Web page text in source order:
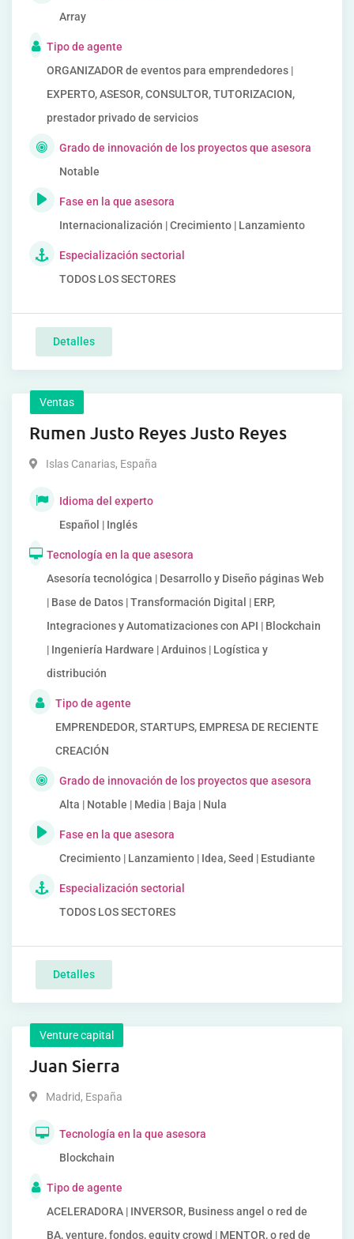
Array
Tipo de agente
ORGANIZADOR de eventos para emprendedores |
EXPERTO, ASESOR, CONSULTOR, TUTORIZACION,
prestador privado de servicios
Grado de innovación de los proyectos que asesora
Notable
Fase en la que asesora
Internacionalización | Crecimiento | Lanzamiento
Especialización sectorial
TODOS LOS SECTORES
Detalles
Ventas
Rumen Justo Reyes Justo Reyes
Islas Canarias, España
Idioma del experto
Español | Inglés
Tecnología en la que asesora
Asesoría tecnológica | Desarrollo y Diseño páginas Web
| Base de Datos | Transformación Digital | ERP,
Integraciones y Automatizaciones con API | Blockchain
| Ingeniería Hardware | Arduinos | Logística y
distribución
Tipo de agente
EMPRENDEDOR, STARTUPS, EMPRESA DE RECIENTE
CREACIÓN
Grado de innovación de los proyectos que asesora
Alta | Notable | Media | Baja | Nula
Fase en la que asesora
Crecimiento | Lanzamiento | Idea, Seed | Estudiante
Especialización sectorial
TODOS LOS SECTORES
Detalles
Venture capital
Juan Sierra
Madrid, España
Tecnología en la que asesora
Blockchain
Tipo de agente
ACELERADORA | INVERSOR, Business angel o red de
BA, venture, fondos, equity crowd | MENTOR, o red de